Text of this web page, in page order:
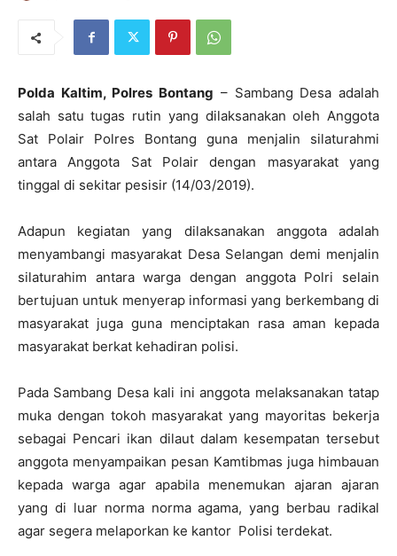
Polda Kaltim, Polres Bontang – Sambang Desa adalah
salah satu tugas rutin yang dilaksanakan oleh Anggota
Sat Polair Polres Bontang guna menjalin silaturahmi
antara Anggota Sat Polair dengan masyarakat yang
tinggal di sekitar pesisir (14/03/2019).
Adapun kegiatan yang dilaksanakan anggota adalah
menyambangi masyarakat Desa Selangan demi menjalin
silaturahim antara warga dengan anggota Polri selain
bertujuan untuk menyerap informasi yang berkembang di
masyarakat juga guna menciptakan rasa aman kepada
masyarakat berkat kehadiran polisi.
Pada Sambang Desa kali ini anggota melaksanakan tatap
muka dengan tokoh masyarakat yang mayoritas bekerja
sebagai Pencari ikan dilaut dalam kesempatan tersebut
anggota menyampaikan pesan Kamtibmas juga himbauan
kepada warga agar apabila menemukan ajaran ajaran
yang di luar norma norma agama, yang berbau radikal
agar segera melaporkan ke kantor Polisi terdekat.